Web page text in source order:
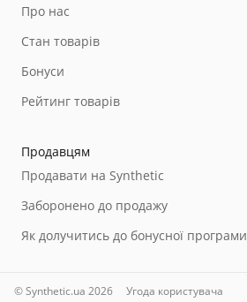
Про нас
Стан товарів
Бонуси
Рейтинг товарів
Продавцям
Продавати на Synthetic
Заборонено до продажу
Як долучитись до бонусної програми
© Synthetic.ua 2026
Угода користувача